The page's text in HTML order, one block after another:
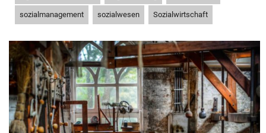
sozialmanagement sozialwesen Sozialwirtschaft